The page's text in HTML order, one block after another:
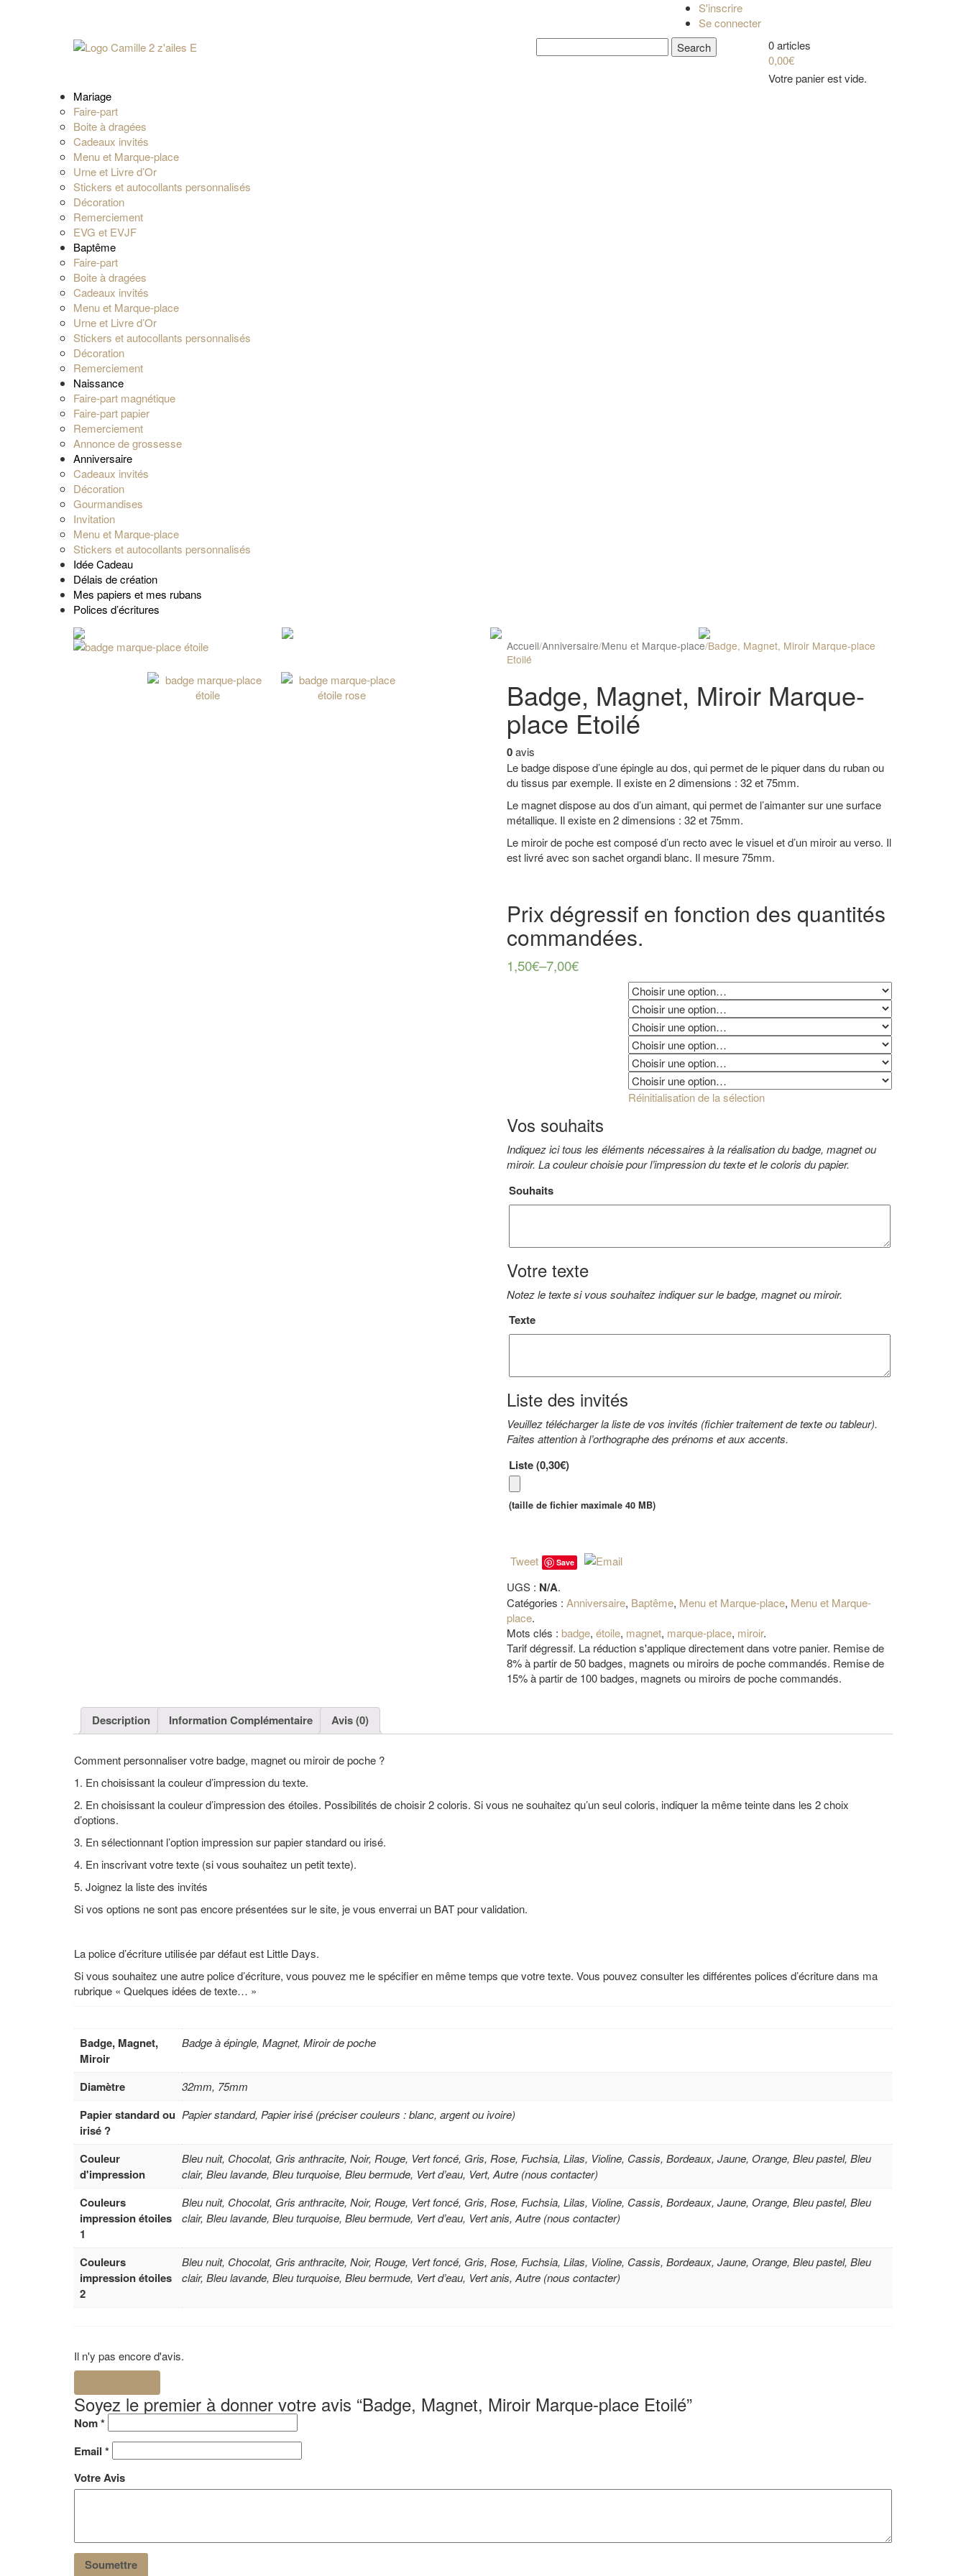
S'inscrire
Se connecter
0 articles
0,00€
Votre panier est vide.
Mariage
Faire-part
Boite à dragées
Cadeaux invités
Menu et Marque-place
Urne et Livre d’Or
Stickers et autocollants personnalisés
Décoration
Remerciement
EVG et EVJF
Baptême
Faire-part
Boite à dragées
Cadeaux invités
Menu et Marque-place
Urne et Livre d’Or
Stickers et autocollants personnalisés
Décoration
Remerciement
Naissance
Faire-part magnétique
Faire-part papier
Remerciement
Annonce de grossesse
Anniversaire
Cadeaux invités
Décoration
Gourmandises
Invitation
Menu et Marque-place
Stickers et autocollants personnalisés
Idée Cadeau
Délais de création
Mes papiers et mes rubans
Polices d’écritures
Accueil/Anniversaire/Menu et Marque-place/Badge, Magnet, Miroir Marque-place
Etoilé
Badge, Magnet, Miroir Marque-
place Etoilé
0avis
Le badge dispose d’une épingle au dos, qui permet de le piquer dans du ruban ou
du tissus par exemple. Il existe en 2 dimensions : 32 et 75mm.
Le magnet dispose au dos d’un aimant, qui permet de l’aimanter sur une surface
métallique. Il existe en 2 dimensions : 32 et 75mm.
Le miroir de poche est composé d’un recto avec le visuel et d’un miroir au verso. Il
est livré avec son sachet organdi blanc. Il mesure 75mm.
Prix dégressif en fonction des quantités
commandées.
1,50€–7,00€
Réinitialisation de la sélection
Vos souhaits
Indiquez ici tous les éléments nécessaires à la réalisation du badge, magnet ou
miroir. La couleur choisie pour l’impression du texte et le coloris du papier.
Souhaits
Votre texte
Notez le texte si vous souhaitez indiquer sur le badge, magnet ou miroir.
Texte
Liste des invités
Veuillez télécharger la liste de vos invités (fichier traitement de texte ou tableur).
Faites attention à l’orthographe des prénoms et aux accents.
Liste (0,30€)
(taille de fichier maximale 40 MB)
Tweet Save
UGS : N/A.
Catégories :Anniversaire, Baptême, Menu et Marque-place, Menu et Marque-
place.
Mots clés :badge,étoile, magnet, marque-place, miroir.
Tarif dégressif. La réduction s'applique directement dans votre panier. Remise de
8% à partir de 50 badges, magnets ou miroirs de poche commandés. Remise de
15% à partir de 100 badges, magnets ou miroirs de poche commandés.
Description Information Complémentaire Avis (0)
Comment personnaliser votre badge, magnet ou miroir de poche ?
1. En choisissant la couleur d’impression du texte.
2. En choisissant la couleur d’impression des étoiles. Possibilités de choisir 2 coloris. Si vous ne souhaitez qu’un seul coloris, indiquer la même teinte dans les 2 choix
d’options.
3. En sélectionnant l’option impression sur papier standard ou irisé.
4. En inscrivant votre texte (si vous souhaitez un petit texte).
5. Joignez la liste des invités
Si vos options ne sont pas encore présentées sur le site, je vous enverrai un BAT pour validation.
La police d’écriture utilisée par défaut est Little Days.
Si vous souhaitez une autre police d’écriture, vous pouvez me le spécifier en même temps que votre texte. Vous pouvez consulter les différentes polices d’écriture dans ma
rubrique « Quelques idées de texte… »
Badge, Magnet,
Miroir
Badge à épingle, Magnet, Miroir de poche
Diamètre 32mm, 75mm
Papier standard ou
irisé ?
Papier standard, Papier irisé (préciser couleurs : blanc, argent ou ivoire)
Couleur
d'impression
Bleu nuit, Chocolat, Gris anthracite, Noir, Rouge, Vert foncé, Gris, Rose, Fuchsia, Lilas, Violine, Cassis, Bordeaux, Jaune, Orange, Bleu pastel, Bleu
clair, Bleu lavande, Bleu turquoise, Bleu bermude, Vert d’eau, Vert, Autre (nous contacter)
Couleurs
impression étoiles
1
Bleu nuit, Chocolat, Gris anthracite, Noir, Rouge, Vert foncé, Gris, Rose, Fuchsia, Lilas, Violine, Cassis, Bordeaux, Jaune, Orange, Bleu pastel, Bleu
clair, Bleu lavande, Bleu turquoise, Bleu bermude, Vert d’eau, Vert anis, Autre (nous contacter)
Couleurs
impression étoiles
2
Bleu nuit, Chocolat, Gris anthracite, Noir, Rouge, Vert foncé, Gris, Rose, Fuchsia, Lilas, Violine, Cassis, Bordeaux, Jaune, Orange, Bleu pastel, Bleu
clair, Bleu lavande, Bleu turquoise, Bleu bermude, Vert d’eau, Vert anis, Autre (nous contacter)
Il n'y pas encore d'avis.
Soyez le premier à donner votre avis “Badge, Magnet, Miroir Marque-place Etoilé”
Nom*
Email *
Votre Avis